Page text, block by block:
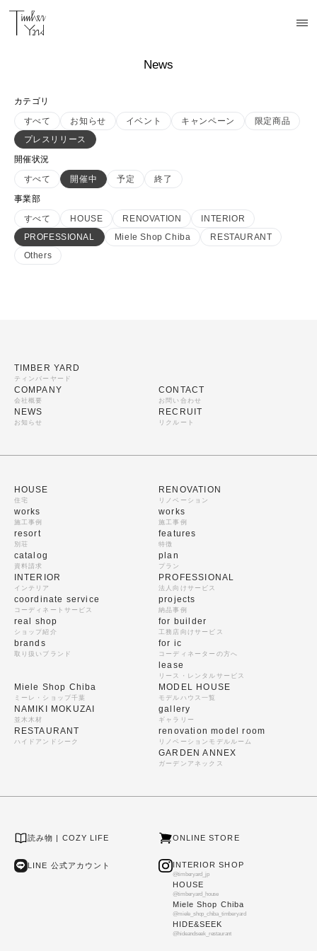
News
カテゴリ
すべて
お知らせ イベント キャンペーン
限定商品
プレスリリース
開催状況
すべて
開催中 予定
終了
事業部
すべて
HOUSE RENOVATION
INTERIOR
PROFESSIONAL
Miele Shop Chiba
RESTAURANT
Others
TIMBER YARD
ティンバーヤード
COMPANY
会社概要
NEWS
お知らせ
CONTACT
お問い合わせ
RECRUIT
リクルート
HOUSE
住宅
works
施工事例
resort
別荘
catalog
資料請求
RENOVATION
リノベーション
works
施工事例
features
特徴
plan
プラン
INTERIOR
インテリア
coordinate service
コーディネートサービス
real shop
ショップ紹介
brands
取り扱いブランド
PROFESSIONAL
法人向けサービス
projects
納品事例
for builder
工務店向けサービス
for ic
コーディネーターの方へ
lease
リース・レンタルサービス
Miele Shop Chiba
ミーレ・ショップ千葉
NAMIKI MOKUZAI
並木木材
RESTAURANT
ハイドアンドシーク
MODEL HOUSE
モデルハウス一覧
gallery
ギャラリー
renovation model room
リノベーションモデルルーム
GARDEN ANNEX
ガーデンアネックス
読み物 | COZY LIFE ONLINE STORE
LINE 公式アカウント INTERIOR SHOP
@timberyard_jp
HOUSE
@timberyard_house
Miele Shop Chiba
@miele_shop_chiba_timberyard
HIDE&SEEK
@hideandseek_restaurant